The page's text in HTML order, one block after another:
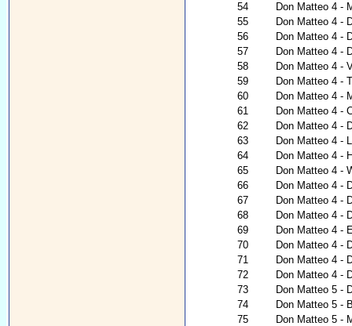
54
Don Matteo 4 -
55
Don Matteo 4 -
56
Don Matteo 4 -
57
Don Matteo 4 -
58
Don Matteo 4 -
59
Don Matteo 4 -
60
Don Matteo 4 -
61
Don Matteo 4 -
62
Don Matteo 4 -
63
Don Matteo 4 -
64
Don Matteo 4 -
65
Don Matteo 4 -
66
Don Matteo 4 -
67
Don Matteo 4 -
68
Don Matteo 4 -
69
Don Matteo 4 -
70
Don Matteo 4 -
71
Don Matteo 4 -
72
Don Matteo 4 -
73
Don Matteo 5 -
74
Don Matteo 5 -
75
Don Matteo 5 -